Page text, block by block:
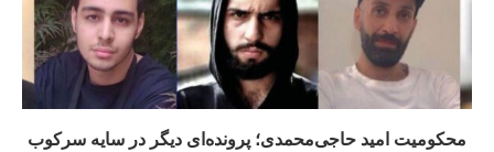
محکومیت امید حاجی‌محمدی؛ پرونده‌ای دیگر در سایه سرکوب